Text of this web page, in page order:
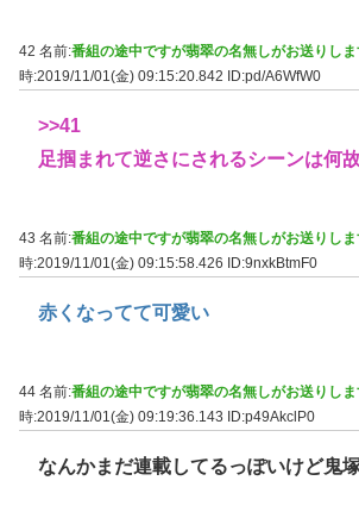
42 名前:番組の途中ですが翡翠の名無しがお送りし
時:2019/11/01(金) 09:15:20.842
ID:pd/A6WfW0
>>41
足掴まれて逆さにされるシーンは何
43 名前:番組の途中ですが翡翠の名無しがお送りし
時:2019/11/01(金) 09:15:58.426
ID:9nxkBtmF0
赤くなってて可愛い
44 名前:番組の途中ですが翡翠の名無しがお送りし
時:2019/11/01(金) 09:19:36.143 ID:p49AkclP0
なんかまだ連載してるっぽいけど鬼